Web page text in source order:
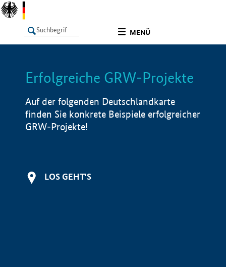
MENÜ
LISTE Info
Erfolgreiche GRW-Projekte
Auf der folgenden Deutschlandkarte
finden Sie konkrete Beispiele erfolgreicher
GRW-Projekte!
LOS GEHT'S